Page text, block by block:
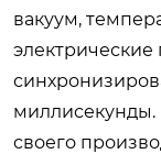
вакуум,
своего